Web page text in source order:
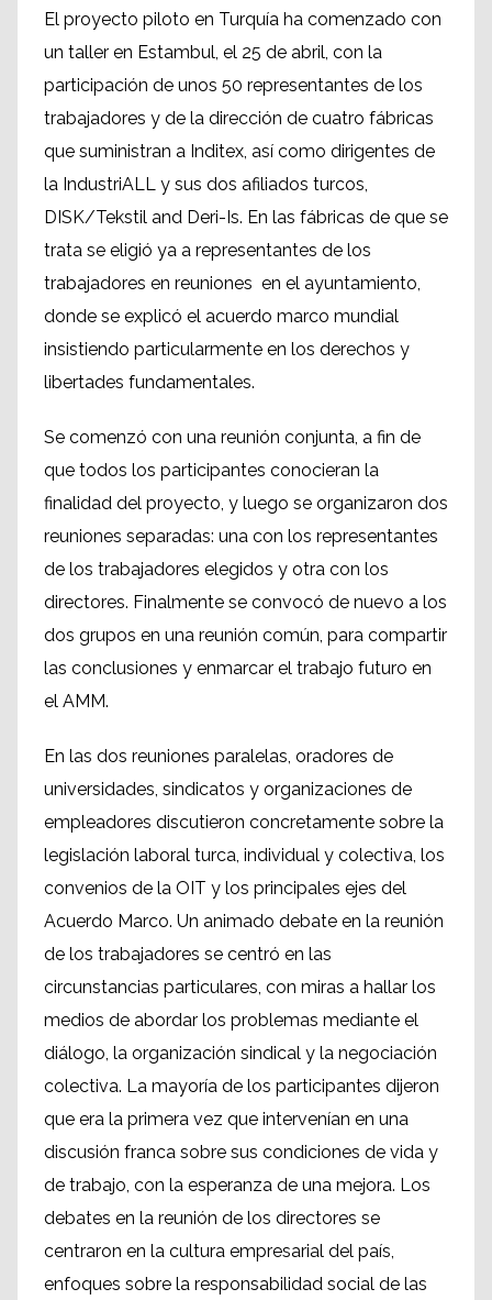
El proyecto piloto en Turquía ha comenzado con
un taller en Estambul, el 25 de abril, con la
participación de unos 50 representantes de los
trabajadores y de la dirección de cuatro fábricas
que suministran a Inditex, así como dirigentes de
la IndustriALL y sus dos afiliados turcos,
DISK/Tekstil and Deri-Is. En las fábricas de que se
trata se eligió ya a representantes de los
trabajadores en reuniones en el ayuntamiento,
donde se explicó el acuerdo marco mundial
insistiendo particularmente en los derechos y
libertades fundamentales.
Se comenzó con una reunión conjunta, a fin de
que todos los participantes conocieran la
finalidad del proyecto, y luego se organizaron dos
reuniones separadas: una con los representantes
de los trabajadores elegidos y otra con los
directores. Finalmente se convocó de nuevo a los
dos grupos en una reunión común, para compartir
las conclusiones y enmarcar el trabajo futuro en
el AMM.
En las dos reuniones paralelas, oradores de
universidades, sindicatos y organizaciones de
empleadores discutieron concretamente sobre la
legislación laboral turca, individual y colectiva, los
convenios de la OIT y los principales ejes del
Acuerdo Marco. Un animado debate en la reunión
de los trabajadores se centró en las
circunstancias particulares, con miras a hallar los
medios de abordar los problemas mediante el
diálogo, la organización sindical y la negociación
colectiva. La mayoría de los participantes dijeron
que era la primera vez que intervenían en una
discusión franca sobre sus condiciones de vida y
de trabajo, con la esperanza de una mejora. Los
debates en la reunión de los directores se
centraron en la cultura empresarial del país,
enfoques sobre la responsabilidad social de las